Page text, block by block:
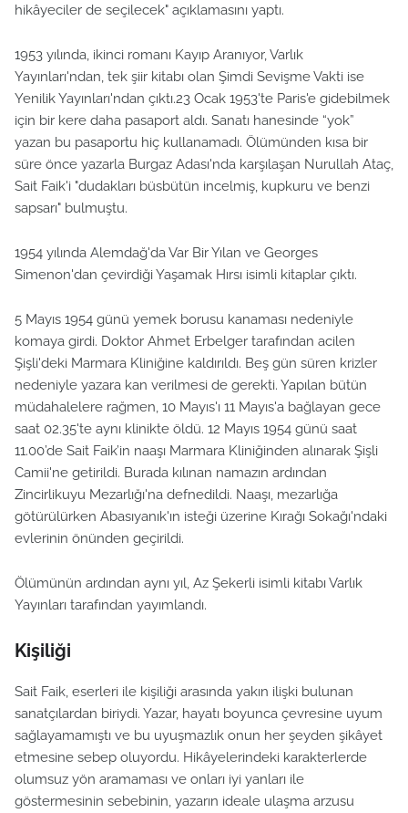
hikâyeciler de seçilecek" açıklamasını yaptı.
1953 yılında, ikinci romanı Kayıp Aranıyor, Varlık
Yayınları'ndan, tek şiir kitabı olan Şimdi Sevişme Vakti ise
Yenilik Yayınları'ndan çıktı.23 Ocak 1953'te Paris'e gidebilmek
için bir kere daha pasaport aldı. Sanatı hanesinde “yok”
yazan bu pasaportu hiç kullanamadı. Ölümünden kısa bir
süre önce yazarla Burgaz Adası'nda karşılaşan Nurullah Ataç,
Sait Faik'i "dudakları büsbütün incelmiş, kupkuru ve benzi
sapsarı" bulmuştu.
1954 yılında Alemdağ'da Var Bir Yılan ve Georges
Simenon'dan çevirdiği Yaşamak Hırsı isimli kitaplar çıktı.
5 Mayıs 1954 günü yemek borusu kanaması nedeniyle
komaya girdi. Doktor Ahmet Erbelger tarafından acilen
Şişli'deki Marmara Kliniğine kaldırıldı. Beş gün süren krizler
nedeniyle yazara kan verilmesi de gerekti. Yapılan bütün
müdahalelere rağmen, 10 Mayıs'ı 11 Mayıs'a bağlayan gece
saat 02.35'te aynı klinikte öldü. 12 Mayıs 1954 günü saat
11.00’de Sait Faik’in naaşı Marmara Kliniğinden alınarak Şişli
Camii'ne getirildi. Burada kılınan namazın ardından
Zincirlikuyu Mezarlığı'na defnedildi. Naaşı, mezarlığa
götürülürken Abasıyanık'ın isteği üzerine Kırağı Sokağı'ndaki
evlerinin önünden geçirildi.
Ölümünün ardından aynı yıl, Az Şekerli isimli kitabı Varlık
Yayınları tarafından yayımlandı.
Kişiliği
Sait Faik, eserleri ile kişiliği arasında yakın ilişki bulunan
sanatçılardan biriydi. Yazar, hayatı boyunca çevresine uyum
sağlayamamıştı ve bu uyuşmazlık onun her şeyden şikâyet
etmesine sebep oluyordu. Hikâyelerindeki karakterlerde
olumsuz yön aramaması ve onları iyi yanları ile
göstermesinin sebebinin, yazarın ideale ulaşma arzusu